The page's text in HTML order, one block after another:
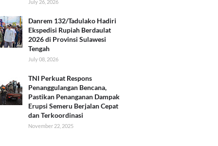
July 26, 2026
Danrem 132/Tadulako Hadiri
Ekspedisi Rupiah Berdaulat
2026 di Provinsi Sulawesi
Tengah
July 08, 2026
TNI Perkuat Respons
Penanggulangan Bencana,
Pastikan Penanganan Dampak
Erupsi Semeru Berjalan Cepat
dan Terkoordinasi
November 22, 2025